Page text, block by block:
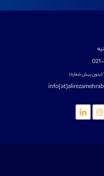
(بدون پیش شماره)